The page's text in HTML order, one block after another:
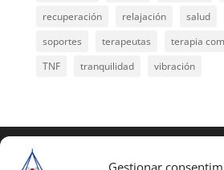
Gestionar
recuperación
relajación salud
soportes
terapeutas
terapia
TNF
tranquilidad vibración
reservados